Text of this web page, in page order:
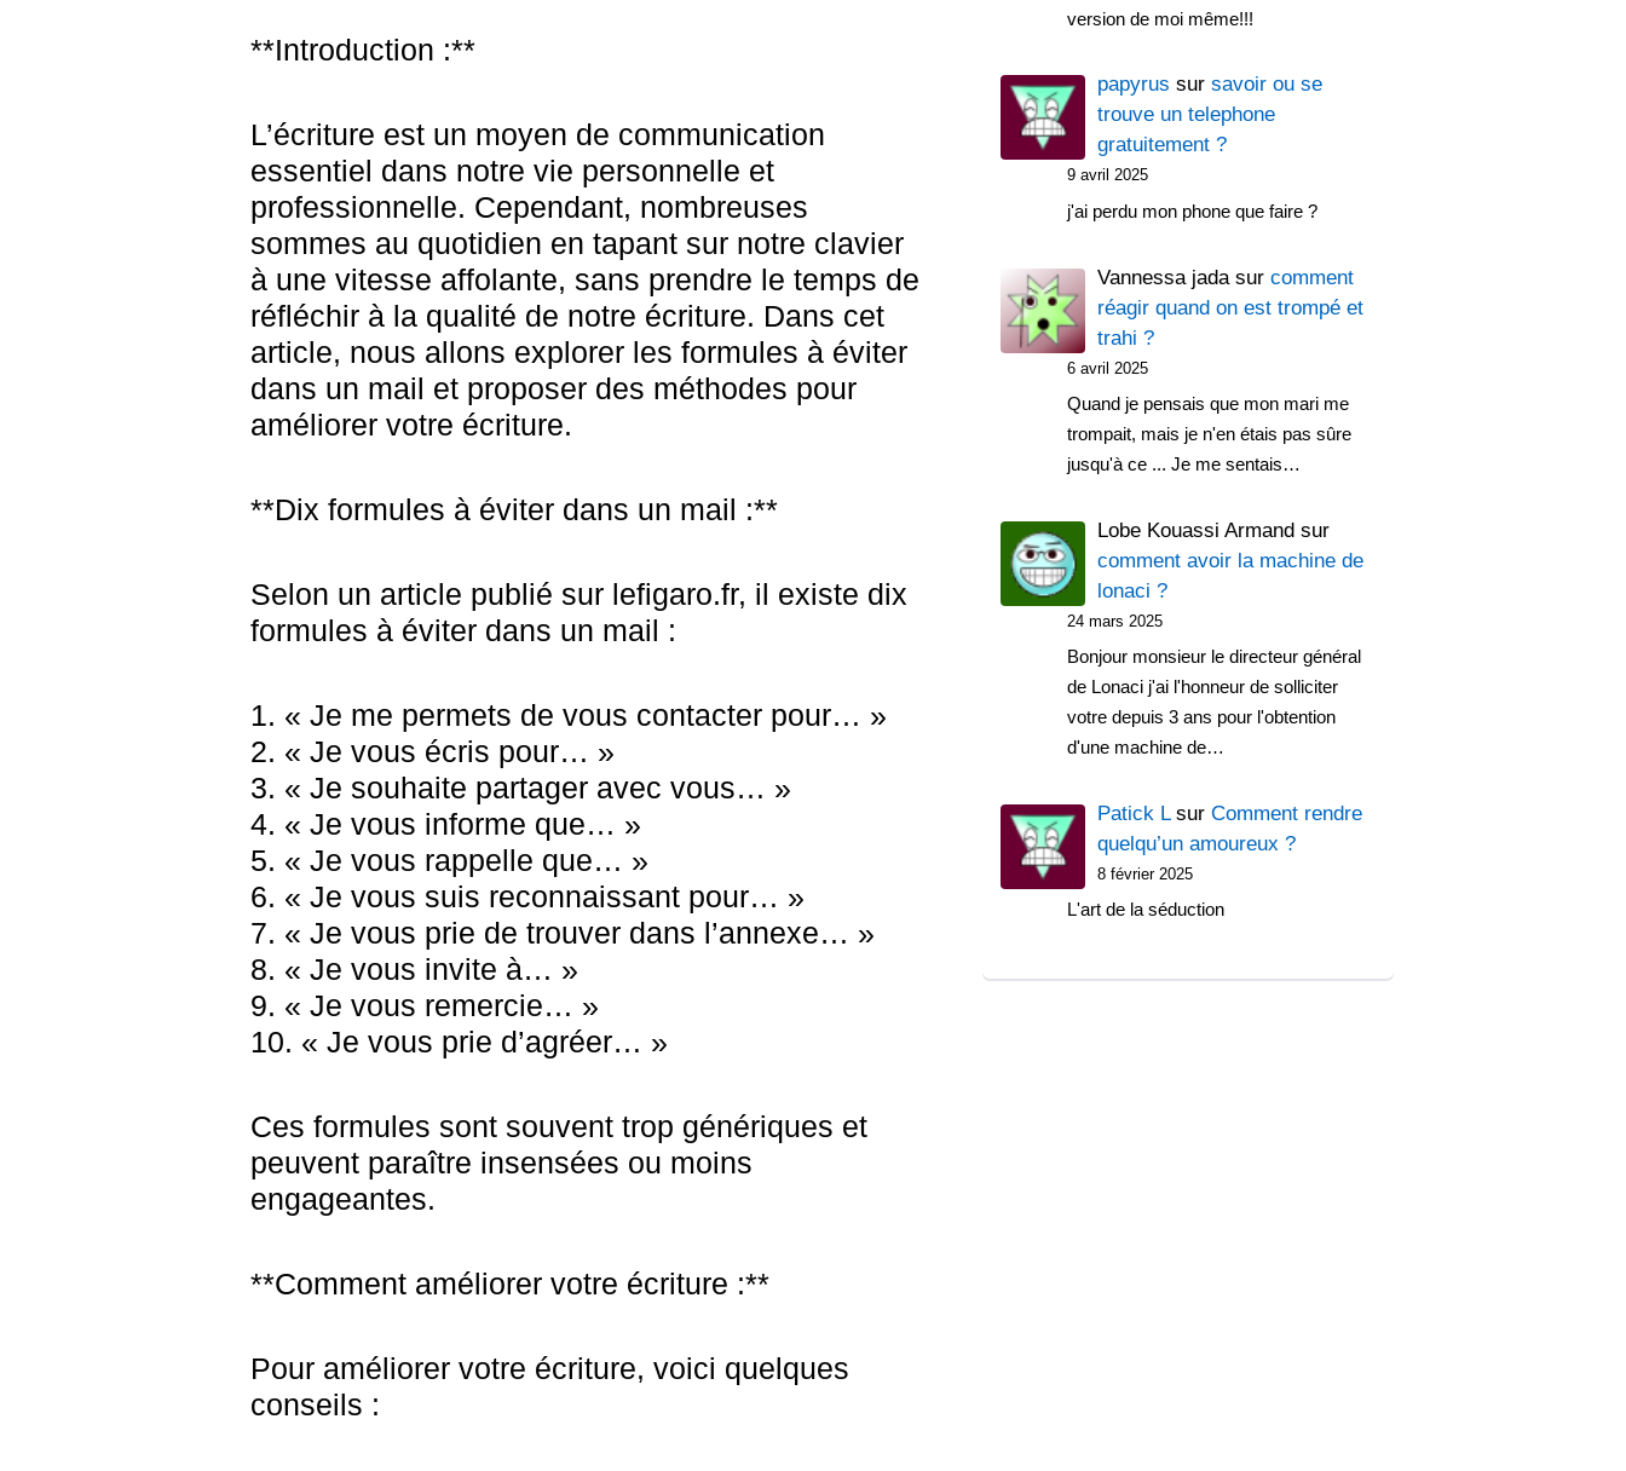
**Introduction :**
L’écriture est un moyen de communication
essentiel dans notre vie personnelle et
professionnelle. Cependant, nombreuses
sommes au quotidien en tapant sur notre clavier
à une vitesse affolante, sans prendre le temps de
réfléchir à la qualité de notre écriture. Dans cet
article, nous allons explorer les formules à éviter
dans un mail et proposer des méthodes pour
améliorer votre écriture.
**Dix formules à éviter dans un mail :**
Selon un article publié sur lefigaro.fr, il existe dix
formules à éviter dans un mail :
1. « Je me permets de vous contacter pour… »
2. « Je vous écris pour… »
3. « Je souhaite partager avec vous… »
4. « Je vous informe que… »
5. « Je vous rappelle que… »
6. « Je vous suis reconnaissant pour… »
7. « Je vous prie de trouver dans l’annexe… »
8. « Je vous invite à… »
9. « Je vous remercie… »
10. « Je vous prie d’agréer… »
Ces formules sont souvent trop génériques et
peuvent paraître insensées ou moins
engageantes.
**Comment améliorer votre écriture :**
Pour améliorer votre écriture, voici quelques
conseils :
version de moi même!!!
papyrus sur savoir ou se
trouve un telephone
gratuitement ?
9 avril 2025
j'ai perdu mon phone que faire ?
Vannessa jada sur comment
réagir quand on est trompé et
trahi ?
6 avril 2025
Quand je pensais que mon mari me
trompait, mais je n'en étais pas sûre
jusqu'à ce ... Je me sentais…
Lobe Kouassi Armand sur
comment avoir la machine de
lonaci ?
24 mars 2025
Bonjour monsieur le directeur général
de Lonaci j'ai l'honneur de solliciter
votre depuis 3 ans pour l'obtention
d'une machine de…
Patick Lsur Comment rendre
quelqu’un amoureux ?
8 février 2025
L'art de la séduction